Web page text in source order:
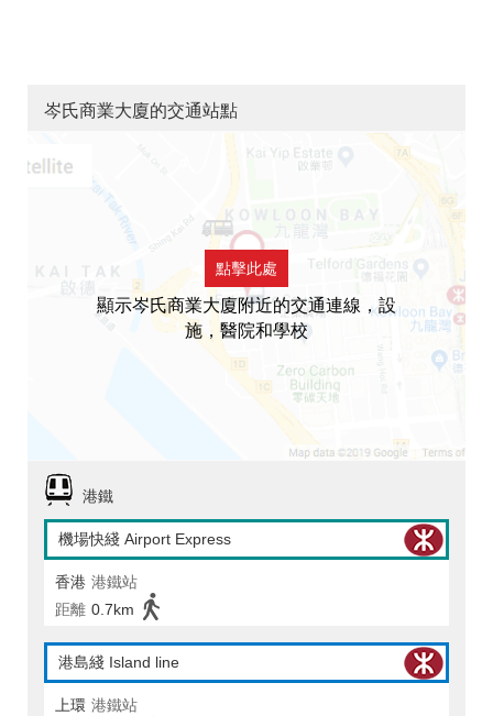
岑氏商業大廈的交通站點
點擊此處
顯示岑氏商業大廈附近的交通連線，設
施，醫院和學校
港鐵
機場快綫 Airport Express
香港 港鐵站
距離 0.7km
港島綫 Island line
上環 港鐵站